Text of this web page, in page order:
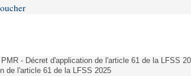
- Décret d'application de l'article 61 de la LFSS
de l'article 61 de la LFSS 2025